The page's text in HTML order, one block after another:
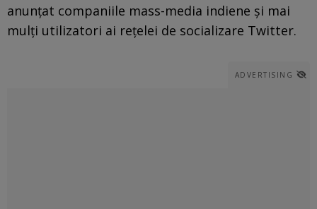
anunţat companiile mass-media indiene şi mai
mulţi utilizatori ai reţelei de socializare Twitter.
ADVERTISING